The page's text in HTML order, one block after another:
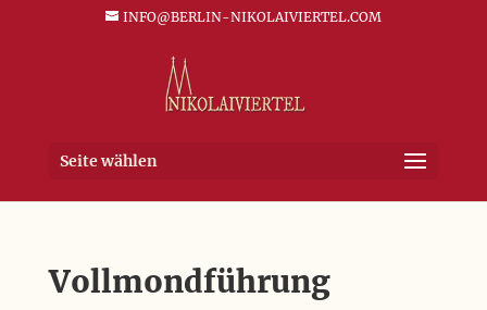
INFO@BERLIN-NIKOLAIVIERTEL.COM
Seite wählen
Vollmondführung